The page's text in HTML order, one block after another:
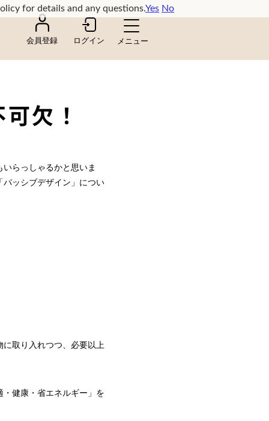
会員登録 ログイン
欠！
らっしゃるかと思いま
ッシブデザイン」につい
取り入れつつ、必要以上
健康・省エネルギー」を
for details and any questions.Yes No